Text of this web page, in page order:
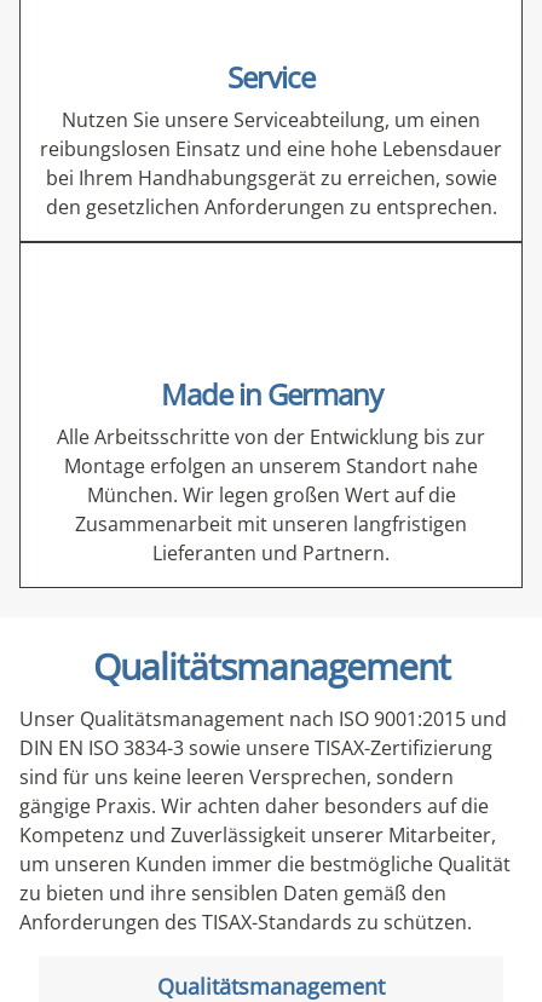
Service
Nutzen Sie unsere Serviceabteilung, um einen
reibungslosen Einsatz und eine hohe Lebens­dauer
bei Ihrem Handhabungsgerät zu erreichen, sowie
den gesetzlichen Anforderungen zu entsprechen.
Made in Germany
Alle Arbeitsschritte von der Entwicklung bis zur
Montage erfolgen an unserem Standort nahe
München. Wir legen großen Wert auf die
Zusammenarbeit mit unseren langfristigen
Lieferanten und Partnern.
Qualitätsmanagement
Unser Qualitätsmanagement nach ISO 9001:2015 und
DIN EN ISO 3834-3 sowie unsere TISAX-Zertifizierung
sind für uns keine leeren Versprechen, sondern
gängige Praxis. Wir achten daher besonders auf die
Kompetenz und Zuverlässigkeit unserer Mitarbeiter,
um unseren Kunden immer die bestmögliche Qualität
zu bieten und ihre sensiblen Daten gemäß den
Anforderungen des TISAX-Standards zu schützen.
Qualitätsmanagement